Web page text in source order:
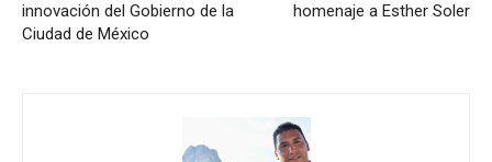
innovación del Gobierno de la
Ciudad de México
homenaje a Esther Soler